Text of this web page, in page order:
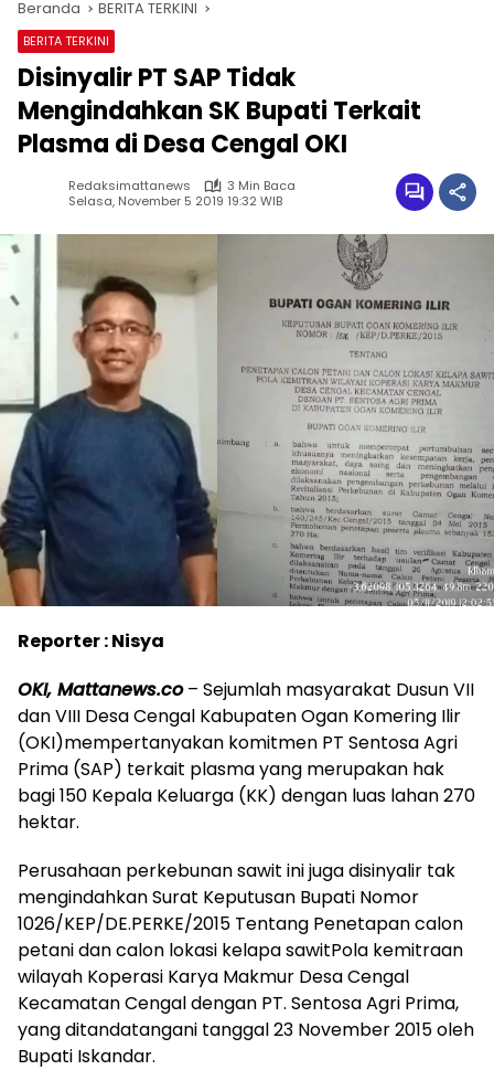
Beranda BERITA TERKINI
BERITA TERKINI
Disinyalir PT SAP Tidak
Mengindahkan SK Bupati Terkait
Plasma di Desa Cengal OKI
Redaksimattanews
3 Min Baca
Selasa, November 5 2019 19:32 WIB
Reporter : Nisya
OKI, Mattanews.co– Sejumlah masyarakat Dusun VII
dan VIII Desa Cengal Kabupaten Ogan Komering Ilir
(OKI)mempertanyakan komitmen PT Sentosa Agri
Prima (SAP) terkait plasma yang merupakan hak
bagi 150 Kepala Keluarga (KK) dengan luas lahan 270
hektar.
Perusahaan perkebunan sawit ini juga disinyalir tak
mengindahkan Surat Keputusan Bupati Nomor
1026/KEP/DE.PERKE/2015 Tentang Penetapan calon
petani dan calon lokasi kelapa sawitPola kemitraan
wilayah Koperasi Karya Makmur Desa Cengal
Kecamatan Cengal dengan PT. Sentosa Agri Prima,
yang ditandatangani tanggal 23 November 2015 oleh
Bupati Iskandar.